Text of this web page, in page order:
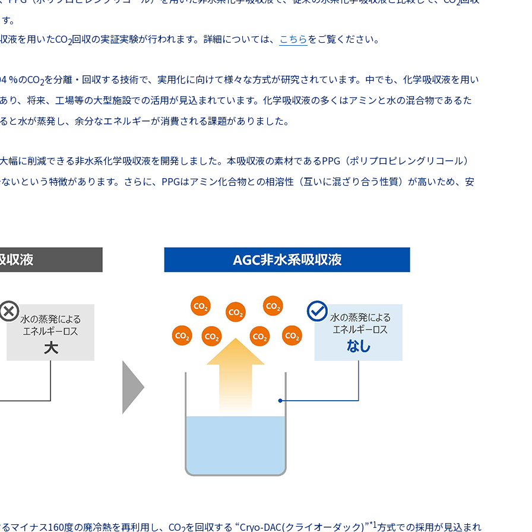
2
。
液を用いたCO2回収の実証実験が行われます。詳細については、 こちらをご覧ください。
%のCO2を分離・回収する技術で、実用化に向けて様々な方式が研究されています。中でも、化学吸収液を用い
り、将来、工場等の大型施設での活用が見込まれています。化学吸収液の多くはアミンと水の混合物であるた
水が蒸発し、余分なエネルギーが消費される課題がありました。
幅に削減できる非水系化学吸収液を開発しました。本吸収液の素材であるPPG（ポリプロピレングリコール）
いという特徴があります。さらに、PPGはアミン化合物との相溶性（互いに混ざり合う性質）が高いため、安
マイナス160度の廃冷熱を再利用し、CO2を回収する “Cryo-DAC(クライオーダック)”*1方式での採用が見込まれ